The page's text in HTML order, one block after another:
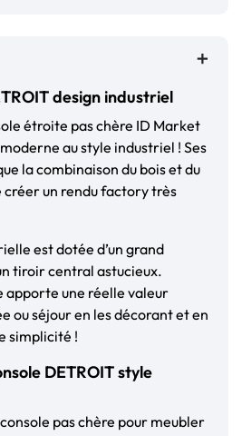
design industriel
étroite pas chère ID Market
au style industriel ! Ses
la combinaison du bois et du
un rendu factory très
est dotée d’un grand
tiroir central astucieux.
apporte une réelle valeur
ou séjour en les décorant et en
simplicité !
DETROIT style
pas chère pour meubler